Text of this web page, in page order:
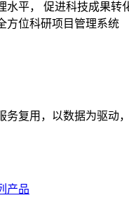
水平， 促进科技成果转
方位科研项目管理系统
务复用，以数据为驱动
产品